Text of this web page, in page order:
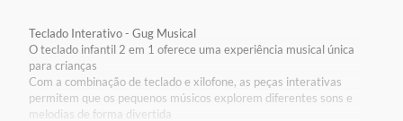
Teclado Interativo - Gug Musical
O teclado infantil 2 em 1 oferece uma experiência musical única
para crianças
Com a combinação de teclado e xilofone, as peças interativas
permitem que os pequenos músicos explorem diferentes sons e
melodias de forma divertida